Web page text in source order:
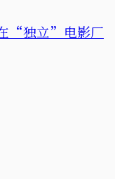
“独立”电影厂